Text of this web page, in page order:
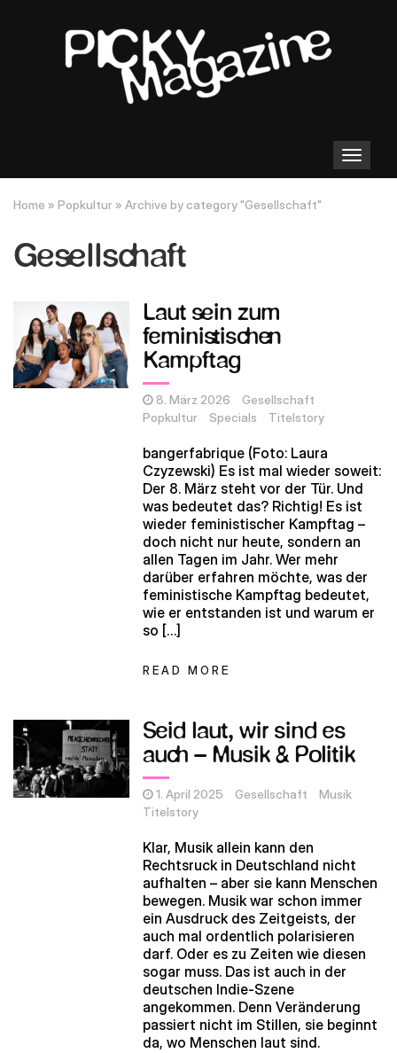
Toggle
navigation
Home » Popkultur » Archive by category "Gesellschaft"
Gesellschaft
Laut sein zum
feministischen
Kampftag
8. März 2026
Gesellschaft
Popkultur
Specials Titelstory
bangerfabrique (Foto: Laura
Czyzewski) Es ist mal wieder soweit:
Der 8. März steht vor der Tür. Und
was bedeutet das? Richtig! Es ist
wieder feministischer Kampftag –
doch nicht nur heute, sondern an
allen Tagen im Jahr. Wer mehr
darüber erfahren möchte, was der
feministische Kampftag bedeutet,
wie er entstanden ist und warum er
so […]
READ MORE
Seid laut, wir sind es
auch – Musik & Politik
1. April 2025 Gesellschaft
Musik
Titelstory
Klar, Musik allein kann den
Rechtsruck in Deutschland nicht
aufhalten – aber sie kann Menschen
bewegen. Musik war schon immer
ein Ausdruck des Zeitgeists, der
auch mal ordentlich polarisieren
darf. Oder es zu Zeiten wie diesen
sogar muss. Das ist auch in der
deutschen Indie-Szene
angekommen. Denn Veränderung
passiert nicht im Stillen, sie beginnt
da, wo Menschen laut sind.